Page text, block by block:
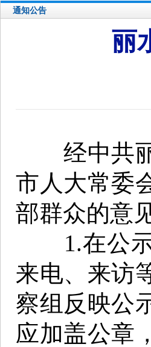
通知公告
丽
经中共丽
市人大常委
部群众的意
1.在公示
来电、来访
察组反映公
应加盖公章